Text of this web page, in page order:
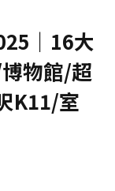
｜16大
物館/超
K11/室